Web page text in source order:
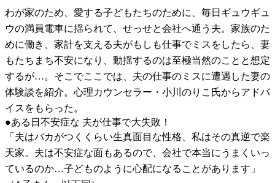
わが家のため、愛する子どもたちのために、毎日ギュウギュ
ウの満員電車に揺られて、せっせと会社へ通う夫。家族のた
めに働き、家計を支える夫がもしも仕事でミスをしたら、妻
もたちまち不安になり、動揺するのは至極当然のことと想定
するが…。そこでここでは、夫の仕事のミスに遭遇した妻の
体験談を紹介。心理カウンセラー・小川のりこ氏からアドバ
イスをもらった。
●ある日不安症な 夫が仕事で大失敗！
「夫はバカがつくくらい生真面目な性格、私はその真逆で楽
天家。夫は不安症な面もあるので、会社で本当にうまくいっ
ているのか…子どものように心配になることがあります」